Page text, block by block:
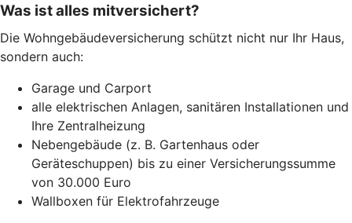
Was ist alles mitversichert?
Die Wohngebäudeversicherung schützt nicht nur Ihr Haus,
sondern auch:
Garage und Carport
alle elektrischen Anlagen, sanitären Installationen und
Ihre Zentralheizung
Nebengebäude (z. B. Gartenhaus oder
Geräteschuppen) bis zu einer Versicherungssumme
von 30.000 Euro
Wallboxen für Elektrofahrzeuge